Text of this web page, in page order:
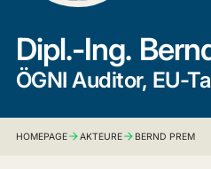
Dipl.-Ing.
ÖGNI Auditor, EU-
HOMEPAGE AKTEURE BERND PREM